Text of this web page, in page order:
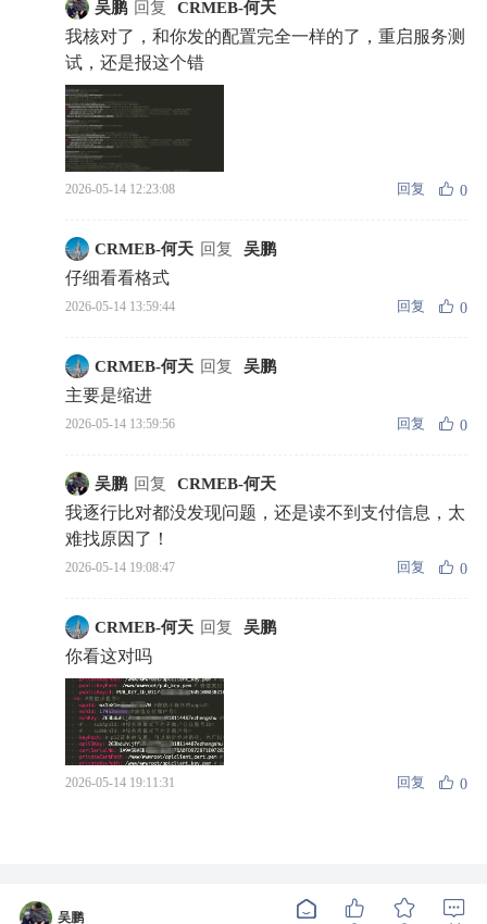
吴鹏
吴鹏 回复 CRMEB-何天
我核对了，和你发的配置完全一样的了，重启服务测
试，还是报这个错
2026-05-14 12:23:08 回复 0
CRMEB-何天 回复 吴鹏
仔细看看格式
2026-05-14 13:59:44 回复 0
CRMEB-何天 回复 吴鹏
主要是缩进
2026-05-14 13:59:56 回复 0
吴鹏 回复 CRMEB-何天
我逐行比对都没发现问题，还是读不到支付信息，太
难找原因了！
2026-05-14 19:08:47 回复 0
CRMEB-何天 回复 吴鹏
你看这对吗
2026-05-14 19:11:31 回复 0